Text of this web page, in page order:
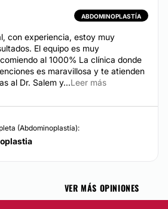
ABDOMINOPLASTÍA
con experiencia, estoy muy
El equipo es muy
al 1000% La clínica donde
es maravillosa y te atienden
al Dr. Salem y...Leer más
(Abdominoplastía):
VER MÁS OPINIONES